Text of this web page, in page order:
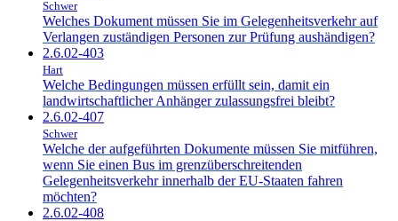
Schwer
Welches Dokument müssen Sie im Gelegenheitsverkehr auf
Verlangen zuständigen Personen zur Prüfung aushändigen?
2.6.02-403
Hart
Welche Bedingungen müssen erfüllt sein, damit ein
landwirtschaftlicher Anhänger zulassungsfrei bleibt?
2.6.02-407
Schwer
Welche der aufgeführten Dokumente müssen Sie mitführen,
wenn Sie einen Bus im grenzüberschreitenden
Gelegenheitsverkehr innerhalb der EU-Staaten fahren
möchten?
2.6.02-408